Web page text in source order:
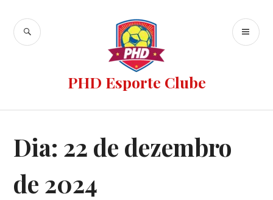
PHD Esporte Clube
Dia: 22 de dezembro
de 2024